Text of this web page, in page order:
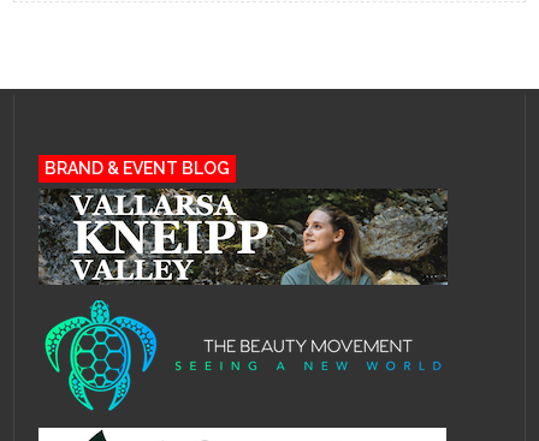
BRAND & EVENT BLOG